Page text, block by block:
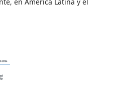
en América Latina y el